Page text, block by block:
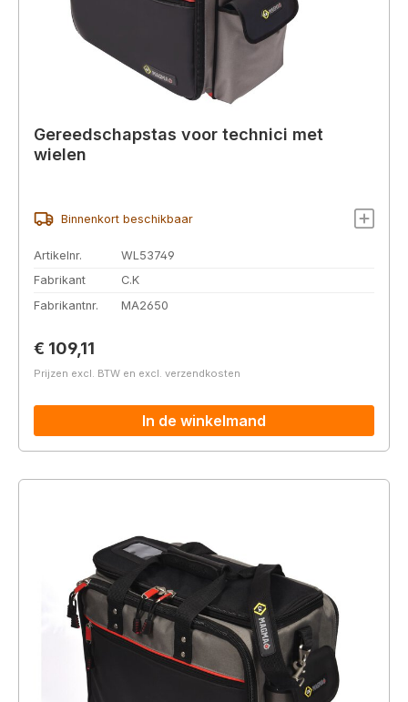
Gereedschapstas voor technici met
wielen
Binnenkort beschikbaar
Artikelnr.
WL53749
Fabrikant
C.K
Fabrikantnr.
MA2650
Normale prijs:
€ 109,11
Prijzen excl. BTW en excl. verzendkosten
In de winkelmand